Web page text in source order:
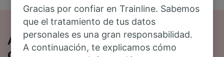
Así es viajar en tren de París a Châtel-
Gracias por confiar en Trainline. Sabemos
que el tratamiento de tus datos
personales es una gran responsabilidad.
A continuación, te explicamos cómo